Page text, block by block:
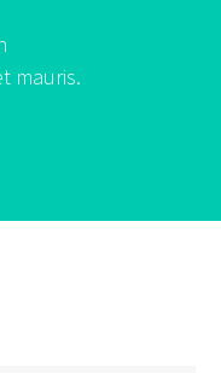
mauris.